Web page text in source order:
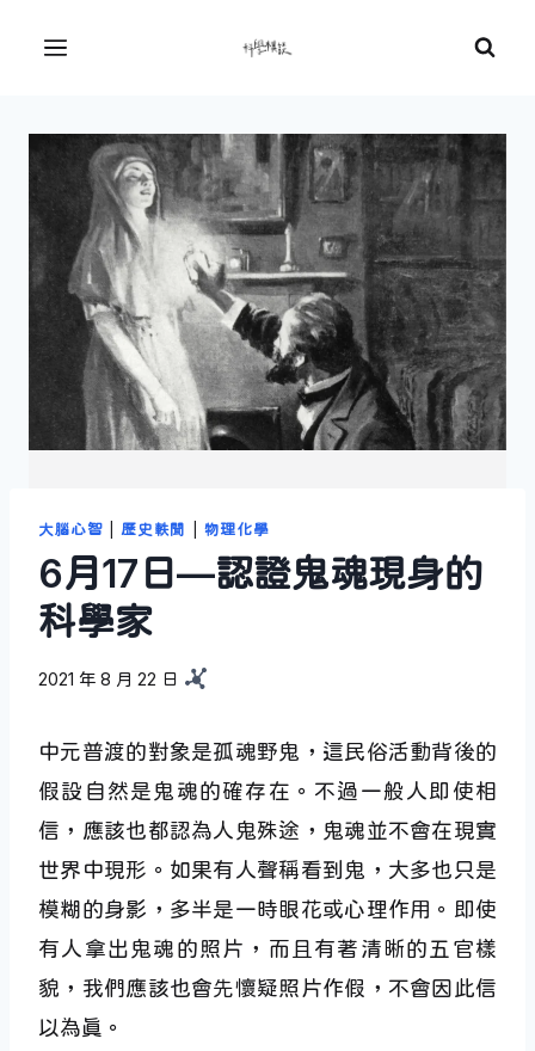
Menu
大腦心智 |歷史軼聞 物理化學
6月17日—認證鬼魂現身的
科學家
2021 年 8 月 22 日
中元普渡的對象是孤魂野鬼，這民俗活動背後的
假設自然是鬼魂的確存在。不過一般人即使相
信，應該也都認為人鬼殊途，鬼魂並不會在現實
世界中現形。如果有人聲稱看到鬼，大多也只是
模糊的身影，多半是一時眼花或心理作用。即使
有人拿出鬼魂的照片，而且有著清晰的五官樣
貌，我們應該也會先懷疑照片作假，不會因此信
以為真。